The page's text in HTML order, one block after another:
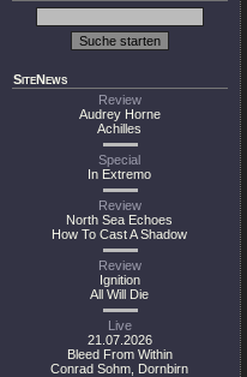
SiteNews
Review
Audrey Horne
Achilles
Special
In Extremo
Review
North Sea Echoes
How To Cast A Shadow
Review
Ignition
All Will Die
Live
21.07.2026
Bleed From Within
Conrad Sohm, Dornbirn